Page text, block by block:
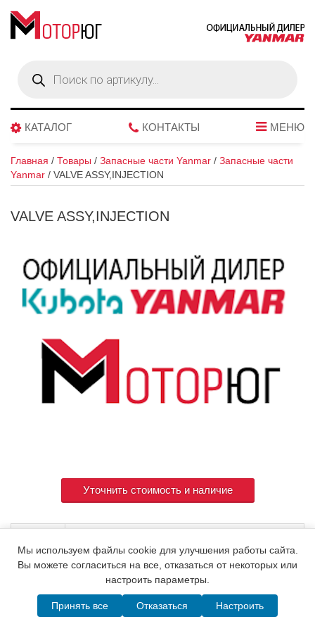
товаров
КАТАЛОГ КОНТАКТЫ МЕНЮ
Главная / Товары / Запасные части Yanmar / Запасные части
Yanmar / VALVE ASSY,INJECTION
VALVE ASSY,INJECTION
Уточнить стоимость и наличие
© 2015. Все права защищены.Мотор-Юг
Написать в MAX Telegram WhatsApp Позвонить
Мы используем файлы cookie для улучшения работы сайта.
Вы можете согласиться на все, отказаться от некоторых или
настроить параметры.
Принять все Отказаться Настроить